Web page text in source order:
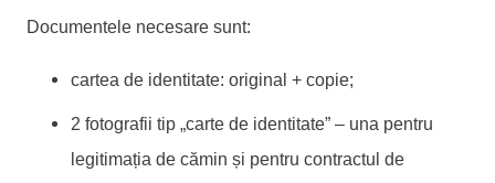
Documentele necesare sunt:
cartea de identitate: original + copie;
2 fotografii tip „carte de identitate” – una pentru
legitimația de cămin și pentru contractul de